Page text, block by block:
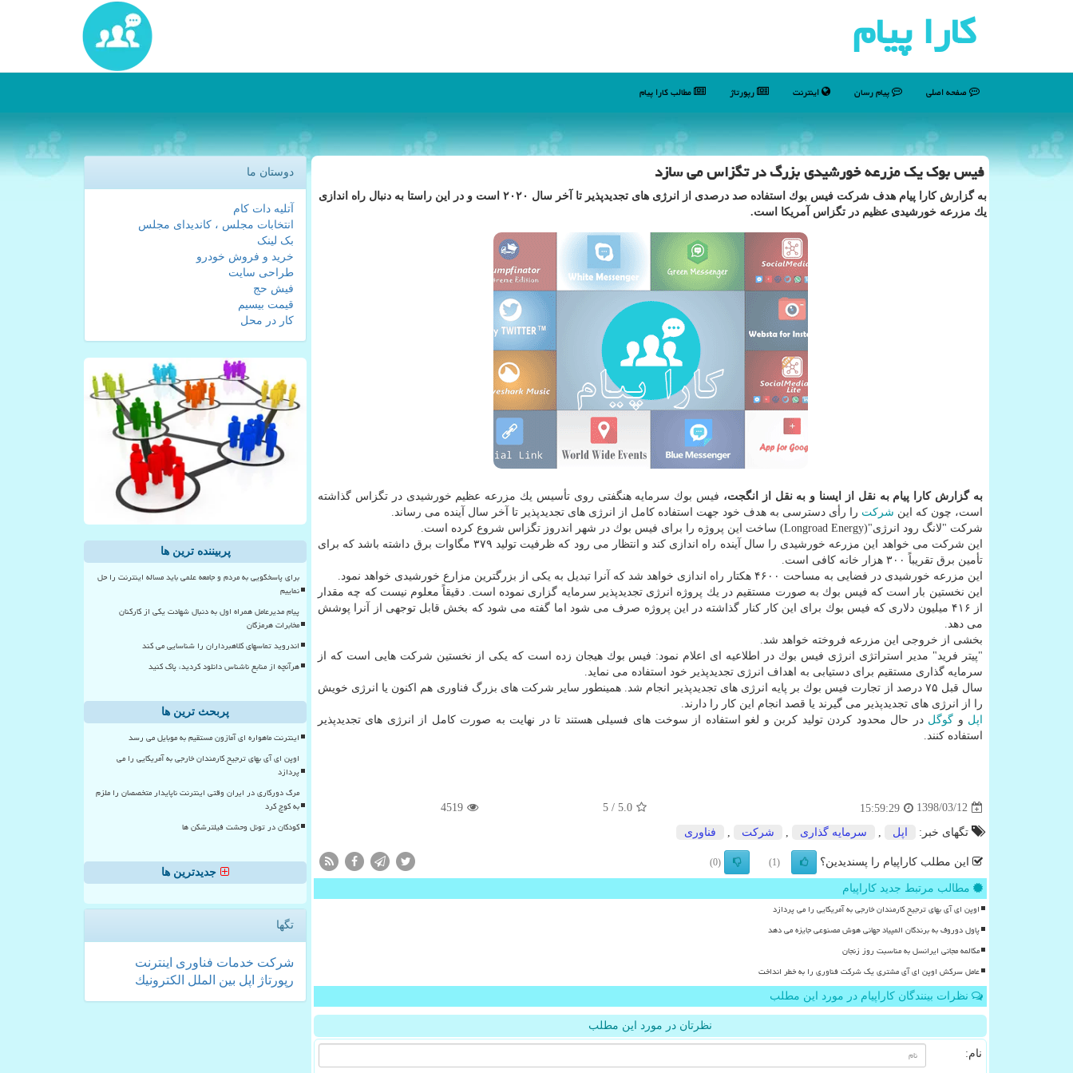
كارا پیام
صفحه اصلی پیام رسان اینترنت رپورتاژ مطالب كارا پیام
فیس بوك یك مزرعه خورشیدی بزرگ در تگزاس می سازد
به گزارش كارا پیام هدف شركت فیس بوك استفاده صد درصدی از انرژی های تجدیدپذیر تا آخر سال ۲۰۲۰ است و در این راستا به دنبال راه اندازی
یك مزرعه خورشیدی عظیم در تگزاس آمریكا است.
به گزارش كارا پیام به نقل از ایسنا و به نقل از انگجت، فیس بوك سرمایه هنگفتی روی تأسیس یك مزرعه عظیم خورشیدی در تگزاس گذاشته
است، چون كه این شركت را رأی دسترسی به هدف خود جهت استفاده كامل از انرژی های تجدیدپذیر تا آخر سال آینده می رساند.
شركت "لانگ رود انرژی"(Longroad Energy) ساخت این پروژه را برای فیس بوك در شهر اندروز تگزاس شروع كرده است.
این شركت می خواهد این مزرعه خورشیدی را سال آینده راه اندازی كند و انتظار می رود كه ظرفیت تولید ۳۷۹ مگاوات برق داشته باشد كه برای
تأمین برق تقریباً ۳۰۰ هزار خانه كافی است.
این مزرعه خورشیدی در فضایی به مساحت ۴۶۰۰ هكتار راه اندازی خواهد شد كه آنرا تبدیل به یكی از بزرگترین مزارع خورشیدی خواهد نمود.
این نخستین بار است كه فیس بوك به صورت مستقیم در یك پروژه انرژی تجدیدپذیر سرمایه گزاری نموده است. دقیقاً معلوم نیست كه چه مقدار
از ۴۱۶ میلیون دلاری كه فیس بوك برای این كار كنار گذاشته در این پروژه صرف می شود اما گفته می شود كه بخش قابل توجهی از آنرا پوشش
می دهد.
بخشی از خروجی این مزرعه فروخته خواهد شد.
"پیتر فرید" مدیر استراتژی انرژی فیس بوك در اطلاعیه ای اعلام نمود: فیس بوك هیجان زده است كه یكی از نخستین شركت هایی است كه از
سرمایه گذاری مستقیم برای دستیابی به اهداف انرژی تجدیدپذیر خود استفاده می نماید.
سال قبل ۷۵ درصد از تجارت فیس بوك بر پایه انرژی های تجدیدپذیر انجام شد. همینطور سایر شركت های بزرگ فناوری هم اكنون یا انرژی خویش
را از انرژی های تجدیدپذیر می گیرند یا قصد انجام این كار را دارند.
اپل و گوگل در حال محدود كردن تولید كربن و لغو استفاده از سوخت های فسیلی هستند تا در نهایت به صورت كامل از انرژی های تجدیدپذیر
استفاده كنند.
1398/03/12
15:59:29
5.0
/ 5
4519
تگهای خبر: اپل سرمایه گذاری شركت فناوری
این مطلب کاراپیام را پسندیدین؟ (1)
(0)
مطالب مرتبط جدید کاراپیام
اوپن ای آی بهای ترجیح کارمندان خارجی به آمریکایی را می پردازد
پاول دوروف به برندگان المپیاد جهانی هوش مصنوعی جایزه می دهد
مکالمه مجانی ایرانسل به مناسبت روز زنجان
عامل سرکش اوپن ای آی مشتری یک شرکت فناوری را به خطر انداخت
نظرات بینندگان کاراپیام در مورد این مطلب
نظرتان در مورد این مطلب
نام:
دوستان ما
آتلیه دات کام
انتخابات مجلس ، کاندیدای مجلس
بک لینک
خرید و فروش خودرو
طراحی سایت
فیش حج
قیمت بیسیم
کار در محل
پربیننده ترین ها
برای پاسخگویی به مردم و جامعه علمی باید مساله اینترنت را حل
نماییم
پیام مدیرعامل همراه اول به دنبال شهادت یکی از کارکنان
مخابرات هرمزگان
اندروید تماسهای کلاهبرداران را شناسایی می کند
هرآنچه از منابع ناشناس دانلود کردید، پاک کنید
پربحث ترین ها
اینترنت ماهواره ای آمازون مستقیم به موبایل می رسد
اوپن ای آی بهای ترجیح کارمندان خارجی به آمریکایی را می
پردازد
مرگ دورکاری در ایران وقتی اینترنت ناپایدار متخصصان را ملزم
به کوچ کرد
کودکان در تونل وحشت فیلترشکن ها
جدیدترین ها
تگها
شركت خدمات فناوری اینترنت
رپورتاژ
اپل بین الملل الكترونیك